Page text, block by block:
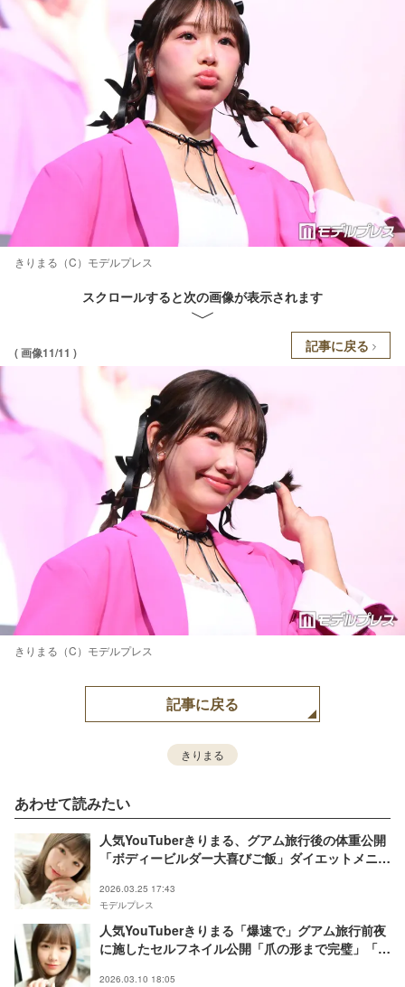
きりまる（C）モデルプレス
スクロールすると次の画像が表示されます
( 画像11/11 ) 記事に戻る
きりまる（C）モデルプレス
記事に戻る
きりまる
あわせて読みたい
人気YouTuberきりまる、グアム旅行後の体重公開
「ボディービルダー大喜びご飯」ダイエットメニュ
2026.03.25 17:43
モデルプレス
人気YouTuberきりまる「爆速で」グアム旅行前夜
に施したセルフネイル公開「爪の形まで完璧」「リ
2026.03.10 18:05